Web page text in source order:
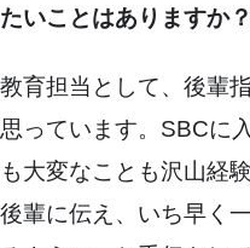
たいことはありますか？
教育担当として、後輩
思っています。SBCに
も大変なことも沢山経
後輩に伝え、いち早く